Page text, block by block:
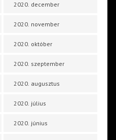
2020. december
2020. november
2020. október
2020. szeptember
2020. augusztus
2020. július
2020. június